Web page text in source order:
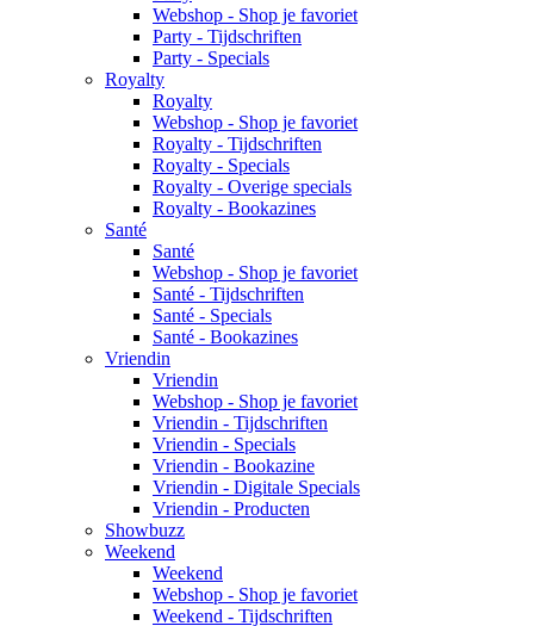
Webshop - Shop je favoriet
Party - Tijdschriften
Party - Specials
Royalty
Royalty
Webshop - Shop je favoriet
Royalty - Tijdschriften
Royalty - Specials
Royalty - Overige specials
Royalty - Bookazines
Santé
Santé
Webshop - Shop je favoriet
Santé - Tijdschriften
Santé - Specials
Santé - Bookazines
Vriendin
Vriendin
Webshop - Shop je favoriet
Vriendin - Tijdschriften
Vriendin - Specials
Vriendin - Bookazine
Vriendin - Digitale Specials
Vriendin - Producten
Showbuzz
Weekend
Weekend
Webshop - Shop je favoriet
Weekend - Tijdschriften